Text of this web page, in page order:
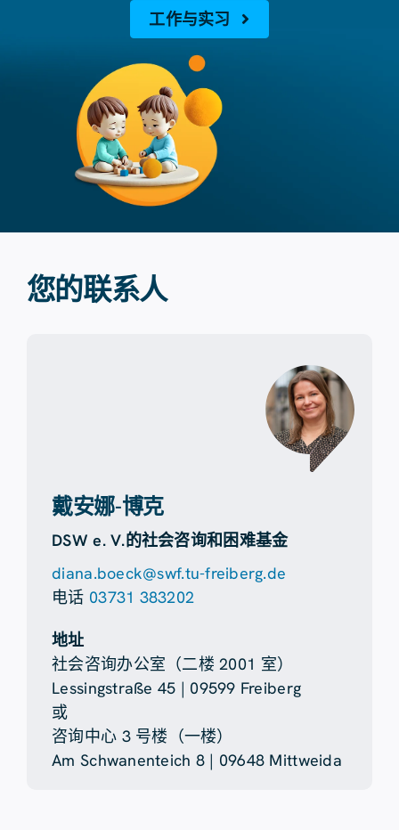
工作与实习
您的联系人
戴安娜-博克
DSW e. V.的社会咨询和困难基金
diana.boeck@swf.tu-freiberg.de
电话 03731 383202
地址
社会咨询办公室（二楼 2001 室）
Lessingstraße 45 | 09599 Freiberg
或
咨询中心 3 号楼（一楼）
Am Schwanenteich 8 | 09648 Mittweida